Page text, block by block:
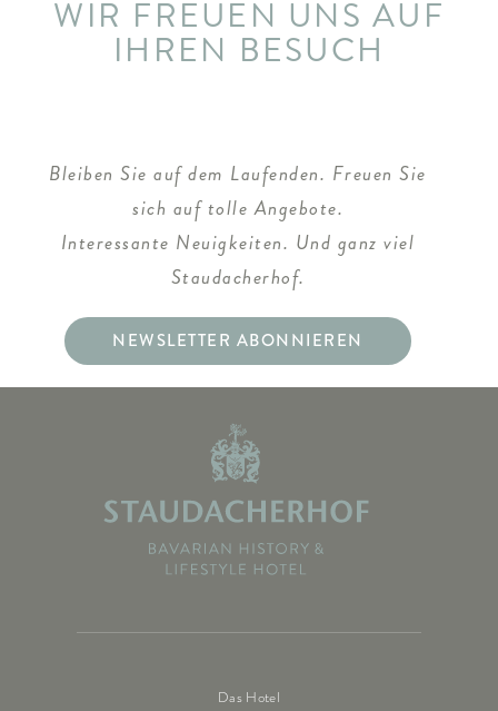
WIR FREUEN UNS AUF
IHREN BESUCH
Bleiben Sie auf dem Laufenden. Freuen Sie
sich auf tolle Angebote.
Interessante Neuigkeiten. Und ganz viel
Staudacherhof.
NEWSLETTER ABONNIEREN
Das Hotel